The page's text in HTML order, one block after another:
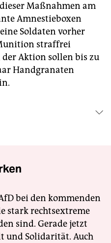
Maßnahmen am
Amnestieboxen
Soldaten vorher
straffrei
Aktion sollen bis zu
Handgranaten
bei den kommenden
stark rechtsextreme
sind. Gerade jetzt
und Solidarität. Auch